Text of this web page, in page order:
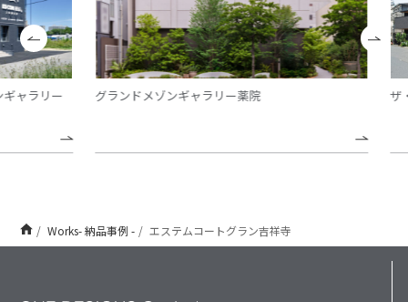
ラリー グランドメゾンギャラリー薬院 ザ
Works- 納品事例 - エステムコートグラン吉祥寺